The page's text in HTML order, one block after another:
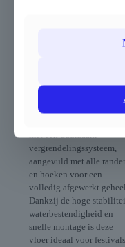
van 6 × 12 m is
evenementstructuren,
opslagruimtes en
werkzones. De vloer
met een duurzaam
vergrendelingssysteem,
aangevuld met alle
en hoeken voor een
volledig afgewerkt
Dankzij de hoge
waterbestendigheid en
snelle montage is deze
vloer ideaal voor